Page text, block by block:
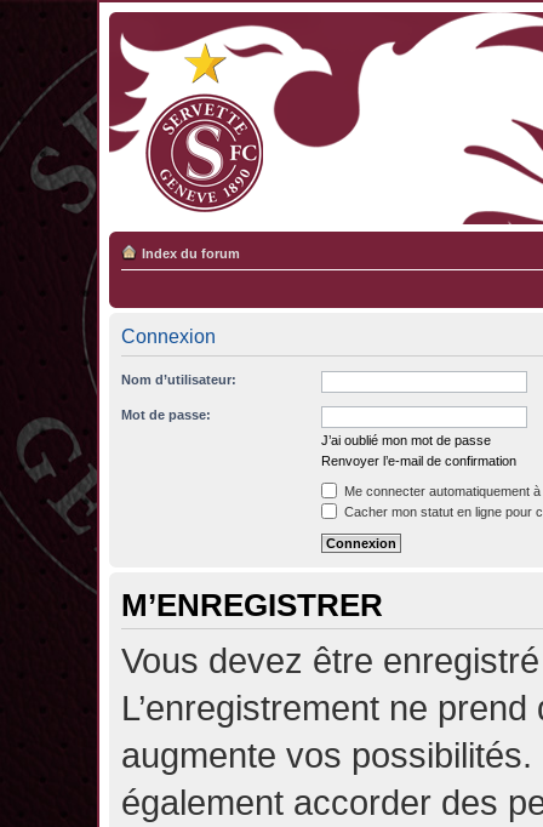
Index du forum
Connexion
Nom d’utilisateur:
Mot de passe:
J’ai oublié mon mot de passe
Renvoyer l’e-mail de confirmation
Me connecter automatiquement
Cacher mon statut en ligne pour
M’ENREGISTRER
Vous devez être
L’enregistrement ne
augmente vos possibilités.
également accorder des